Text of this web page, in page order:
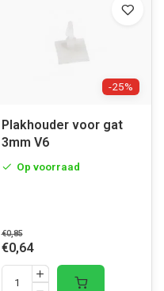
-25%
Plakhouder voor gat
3mm V6
Op voorraad
€0,85
€0,64